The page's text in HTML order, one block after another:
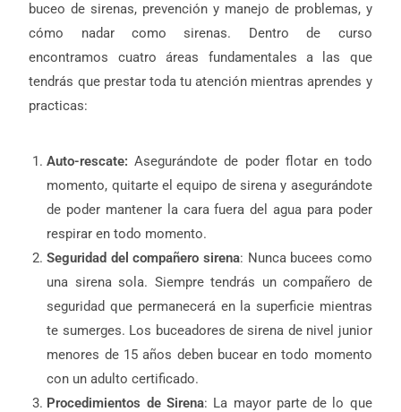
buceo de sirenas, prevención y manejo de problemas, y
cómo nadar como sirenas. Dentro de curso
encontramos cuatro áreas fundamentales a las que
tendrás que prestar toda tu atención mientras aprendes y
practicas:
Auto-rescate: Asegurándote de poder flotar en todo
momento, quitarte el equipo de sirena y asegurándote
de poder mantener la cara fuera del agua para poder
respirar en todo momento.
Seguridad del compañero sirena: Nunca bucees como
una sirena sola. Siempre tendrás un compañero de
seguridad que permanecerá en la superficie mientras
te sumerges. Los buceadores de sirena de nivel junior
menores de 15 años deben bucear en todo momento
con un adulto certificado.
Procedimientos de Sirena: La mayor parte de lo que